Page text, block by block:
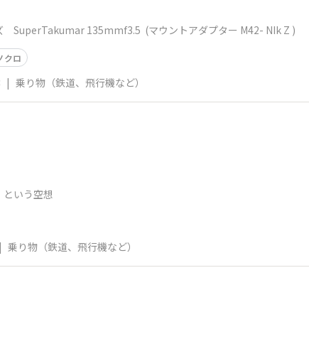
SuperTakumar 135mmf3.5 (マウントアダプター M42- NIk Z )​
クロ
| 乗り物（鉄道、飛行機など）
いう空想
| 乗り物（鉄道、飛行機など）